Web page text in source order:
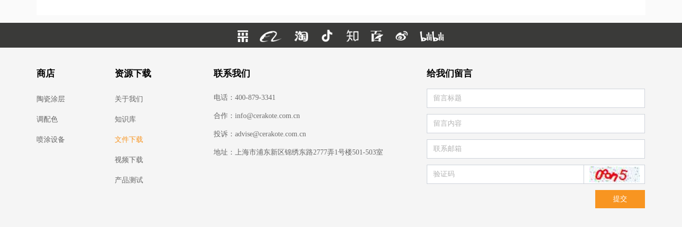
商店
陶瓷涂层
调配色
喷涂设备
资源下载
关于我们
知识库
文件下载
视频下载
产品测试
提交
给我们留言
联系我们
电话：400-879-3341
合作：info@cerakote.com.cn
投诉：advise@cerakote.com.cn
地址：上海市浦东新区锦绣东路2777弄1号楼501-503室